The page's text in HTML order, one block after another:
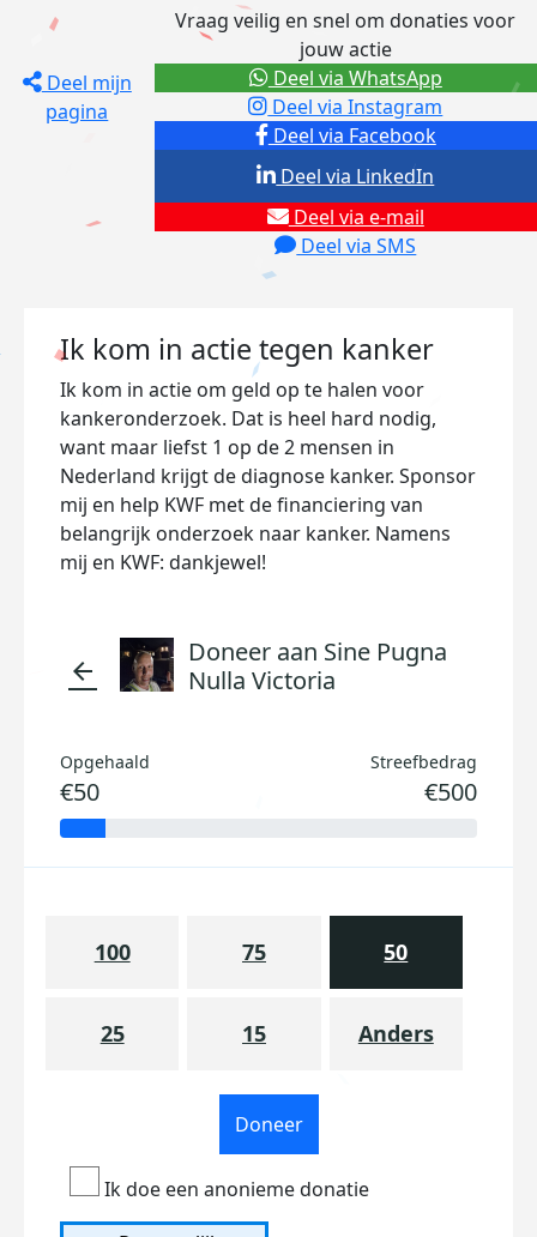
Deel mijn
pagina
Vraag veilig en snel om donaties voor
jouw actie
Deel via Facebook
Deel via Instagram
Deel via e-mail
Deel via SMS
Deel via LinkedIn
Deel via WhatsApp
Ik kom in actie tegen kanker
Ik kom in actie om geld op te halen voor
kankeronderzoek. Dat is heel hard nodig,
want maar liefst 1 op de 2 mensen in
Nederland krijgt de diagnose kanker. Sponsor
mij en help KWF met de financiering van
belangrijk onderzoek naar kanker. Namens
mij en KWF: dankjewel!
arrow_back
Doneer aan Sine Pugna
Nulla Victoria
Opgehaald
€50
Streefbedrag
€500
100 75 50
25 15 Anders
Doneer
Ik doe een anonieme donatie